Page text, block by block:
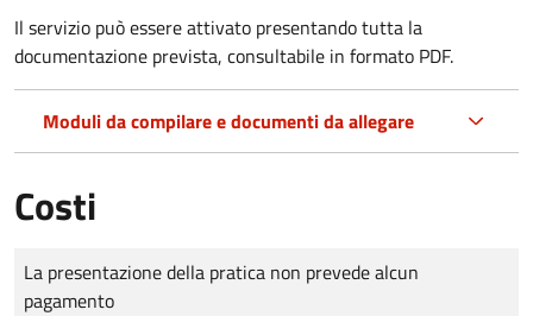
Il servizio può essere attivato presentando tutta la
documentazione prevista, consultabile in formato PDF.
Moduli da compilare e documenti da allegare
Costi
Tipo di pagamento
Importo
La presentazione della pratica non prevede alcun
pagamento